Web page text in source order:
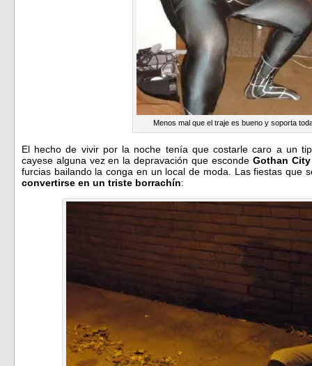
Menos mal que el traje es bueno y soporta
El hecho de vivir por la noche tenía que costarle caro a un
cayese alguna vez en la depravación que esconde Gothan City
furcias bailando la conga en un local de moda. Las fiestas que
convertirse en un triste borrachín: